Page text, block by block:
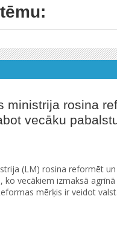
ministrija rosina
vecāku
(LM) rosina reformēt
ko vecākiem izmaksā agrīnā
mērķis ir veidot